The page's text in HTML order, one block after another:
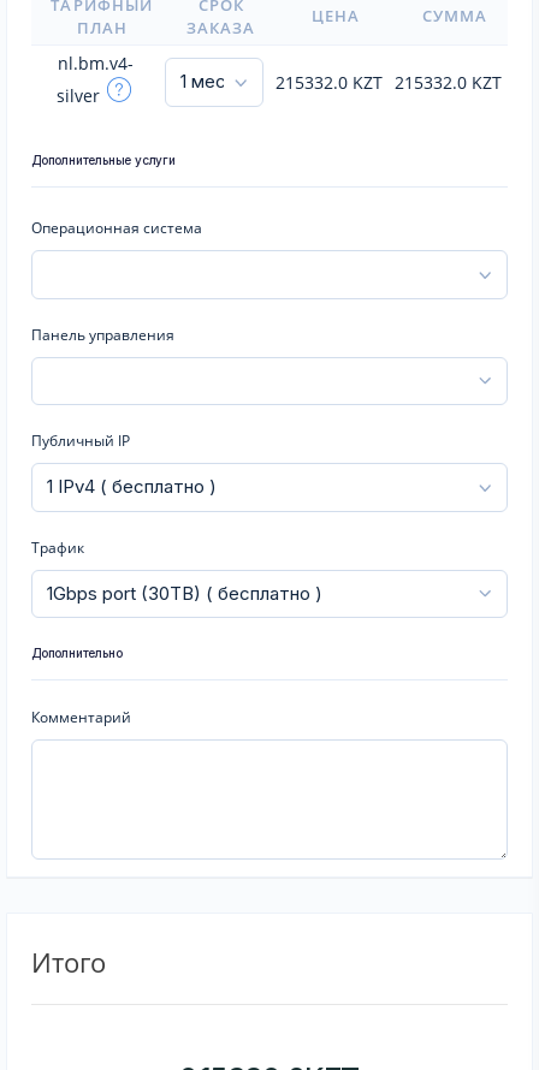
ТАРИФНЫЙ
ПЛАН
СРОК
ЗАКАЗА
ЦЕНА СУММА
nl.bm.v4-
silver
215332.0 KZT 215332.0 KZT
Дополнительные услуги
Операционная система
Панель управления
Публичный IP
Трафик
Дополнительно
Комментарий
Итого